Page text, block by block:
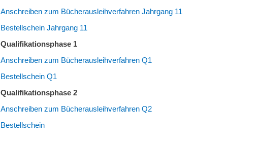
Anschreiben zum Bücherausleihverfahren Jahrgang 11
Bestellschein Jahrgang 11
Qualifikationsphase 1
Anschreiben zum Bücherausleihverfahren Q1
Bestellschein Q1
Qualifikationsphase 2
Anschreiben zum Bücherausleihverfahren Q2
Bestellschein